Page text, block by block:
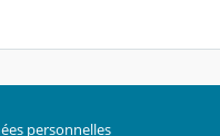
personnelles